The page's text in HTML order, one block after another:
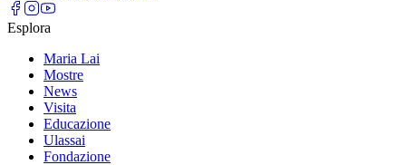
Esplora
Maria Lai
Mostre
News
Visita
Educazione
Ulassai
Fondazione